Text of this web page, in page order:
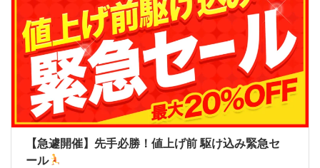
【急遽開催】先手必勝！値上げ前 駆け込み緊急セ
ール